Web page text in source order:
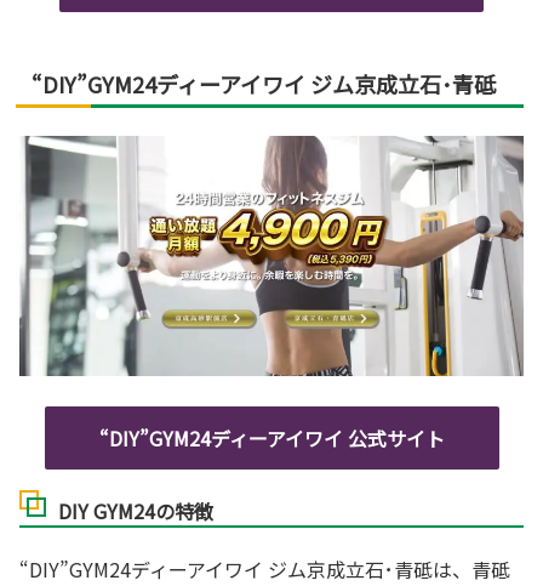
“DIY”GYM24ディーアイワイ ジム京成立石･青砥
“DIY”GYM24ディーアイワイ 公式サイト
DIY GYM24の特徴
“DIY”GYM24ディーアイワイ ジム京成立石･青砥は、青砥